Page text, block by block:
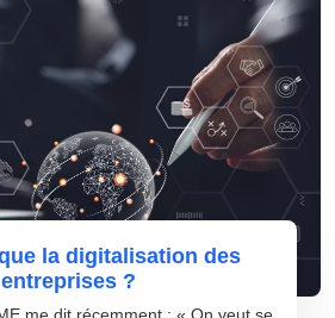
la digitalisation des
entreprises ?